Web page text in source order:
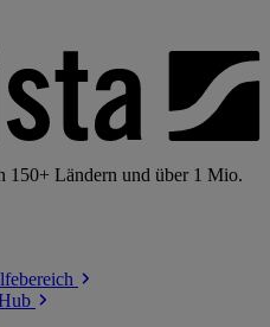
150+ Ländern und über 1 Mio.